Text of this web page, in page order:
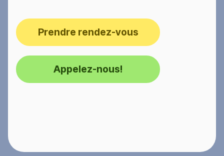
Prendre rendez-vous
Appelez-nous!